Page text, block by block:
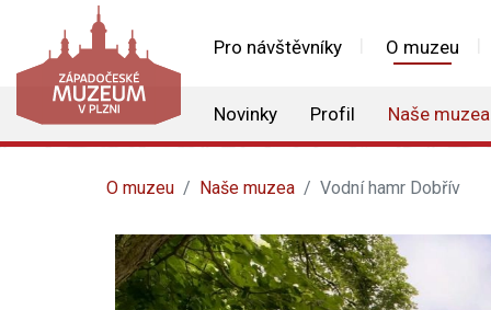
Pro návštěvníky O muzeu
Novinky Profil Naše muzea
O muzeu Naše muzea Vodní hamr Dobřív